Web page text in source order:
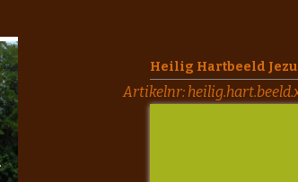
Heilig Hartbeeld
Artikelnr: